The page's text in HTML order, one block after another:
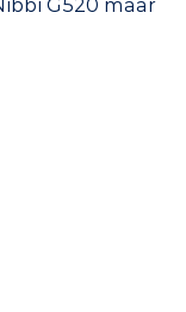
G520 maar